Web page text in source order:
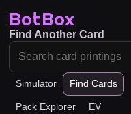
BotBox
Simulator Find Cards
Pack Explorer EV
Find Another Card